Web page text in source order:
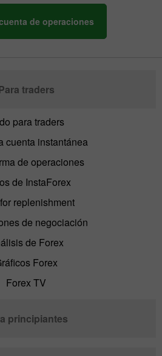
de operaciones
traders
para traders
cuenta instantánea
de operaciones
de InstaForex
replenishment
de negociación
de Forex
Forex
Forex TV
principiantes